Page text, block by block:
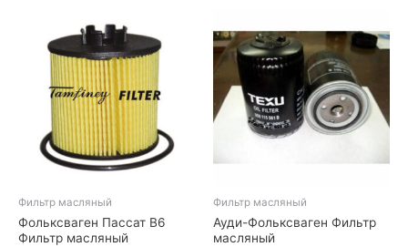
Фильтр масляный
Фольксваген Пассат В6
Фильтр масляный
Фильтр масляный
Ауди-Фольксваген Фильтр
масляный